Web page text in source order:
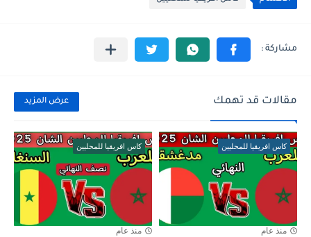
مقالات قد تهمك عرض المزيد
كاس افريقيا للمحليين
منذ عام
كاس افريقيا للمحليين
منذ عام